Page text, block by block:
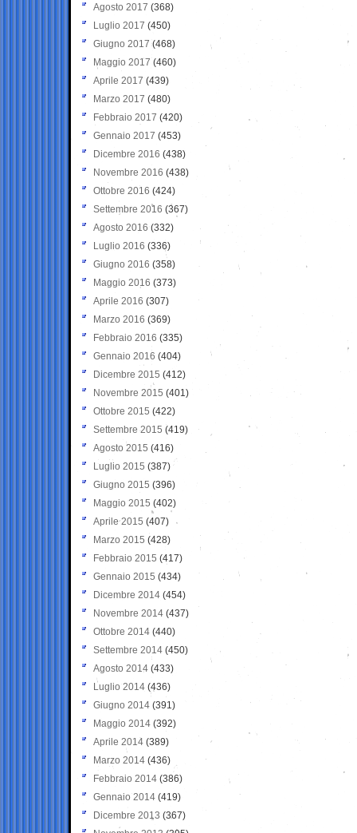
Agosto 2017 (368)
Luglio 2017 (450)
Giugno 2017 (468)
Maggio 2017 (460)
Aprile 2017 (439)
Marzo 2017 (480)
Febbraio 2017 (420)
Gennaio 2017 (453)
Dicembre 2016 (438)
Novembre 2016 (438)
Ottobre 2016 (424)
Settembre 2016 (367)
Agosto 2016 (332)
Luglio 2016 (336)
Giugno 2016 (358)
Maggio 2016 (373)
Aprile 2016 (307)
Marzo 2016 (369)
Febbraio 2016 (335)
Gennaio 2016 (404)
Dicembre 2015 (412)
Novembre 2015 (401)
Ottobre 2015 (422)
Settembre 2015 (419)
Agosto 2015 (416)
Luglio 2015 (387)
Giugno 2015 (396)
Maggio 2015 (402)
Aprile 2015 (407)
Marzo 2015 (428)
Febbraio 2015 (417)
Gennaio 2015 (434)
Dicembre 2014 (454)
Novembre 2014 (437)
Ottobre 2014 (440)
Settembre 2014 (450)
Agosto 2014 (433)
Luglio 2014 (436)
Giugno 2014 (391)
Maggio 2014 (392)
Aprile 2014 (389)
Marzo 2014 (436)
Febbraio 2014 (386)
Gennaio 2014 (419)
Dicembre 2013 (367)